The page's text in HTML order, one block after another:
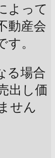
よって
動産会
。
る場合
出し価
せん